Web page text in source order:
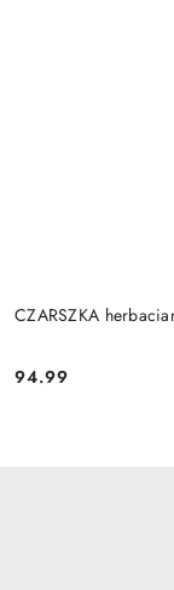
CZARSZKA
Cena:
94.99